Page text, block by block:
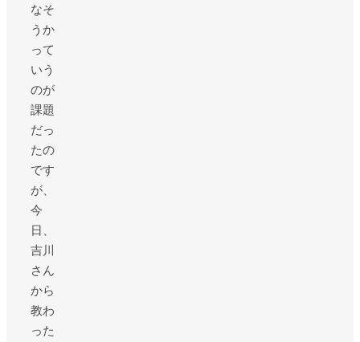
なそ
うか
って
いう
のが
課題
だっ
たの
です
が、
今
日、
吉川
さん
から
教わ
った